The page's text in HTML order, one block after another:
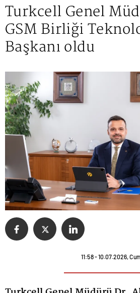
Turkcell Genel
GSM Birliği
Başkanı oldu
11:58 - 10.07.2026,